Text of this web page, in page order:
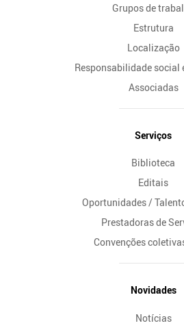
Grupos de
Estrutura
Localização
Responsabilidade social
Associadas
Serviços
Biblioteca
Editais
Oportunidades /
Prestadoras de
Convenções
Novidades
Notícias